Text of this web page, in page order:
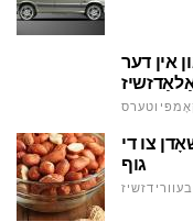
אין דער
צו די
גוף